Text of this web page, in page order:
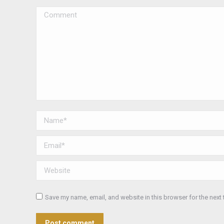
Comment
Name *
Email *
Website
Save my name, email, and website in this browser for the next